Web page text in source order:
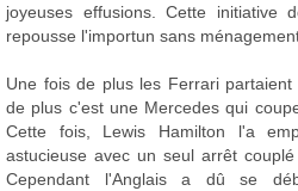
joyeuses effusions. Cette initiative
repousse l'importun sans
Une fois de plus les Ferrari
de plus c'est une Mercedes qui
Cette fois, Lewis Hamilton l'a
astucieuse avec un seul arrêt
Cependant l'Anglais a dû se